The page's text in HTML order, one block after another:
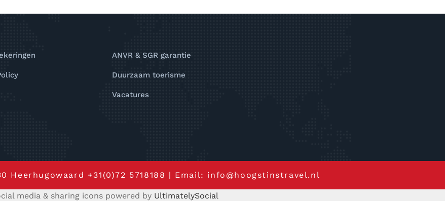
ANVR & SGR garantie
Duurzaam toerisme
Vacatures
Heerhugowaard +31(0)72 5718188 | Email: info@hoogstinstravel.nl
media & sharing icons powered by UltimatelySocial